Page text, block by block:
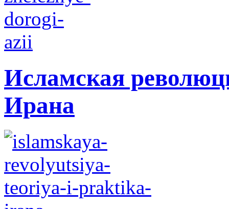
Исламская
Ирана